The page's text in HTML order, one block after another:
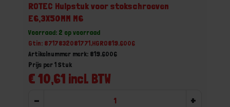
ROTEC Hulpstuk voor stokschroeven
E6,3X50MM M6
Voorraad: 2 op voorraad
Gtin: 8717832081771,HGRO819.6006
Artikelnummer merk: 819.6006
€ 10,61 incl. BTW
Prijs per 1 Stuk
- +